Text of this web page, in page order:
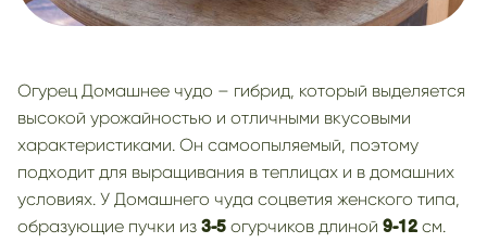
Огурец Домашнее чудо – гибрид, который выделяется
высокой урожайностью и отличными вкусовыми
характеристиками. Он самоопыляемый, поэтому
подходит для выращивания в теплицах и в домашних
условиях. У Домашнего чуда соцветия женского типа,
образующие пучки из 3-5 огурчиков длиной 9-12 см.